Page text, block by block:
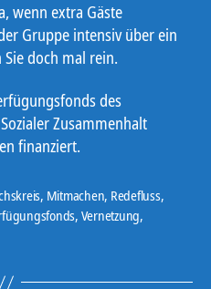
wenn extra Gäste
Gruppe intensiv über ein
Sie doch mal rein.
des
Zusammenhalt
finanziert.
, Mitmachen, Redefluss,
, Vernetzung,